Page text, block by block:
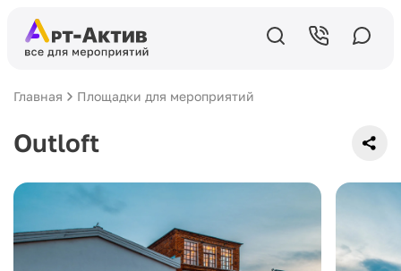
Главная Площадки для мероприятий
Outloft